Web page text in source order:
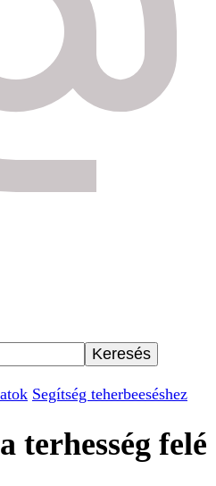
Segítség teherbeeséshez
terhesség felé